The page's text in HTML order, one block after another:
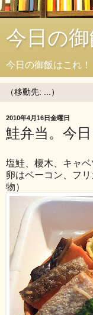
今日の御
今日の御飯はこれ！
2010年4月16日金曜日
鮭弁当。今
塩鮭、榎木、キャベ
卵はベーコン、フ
物）